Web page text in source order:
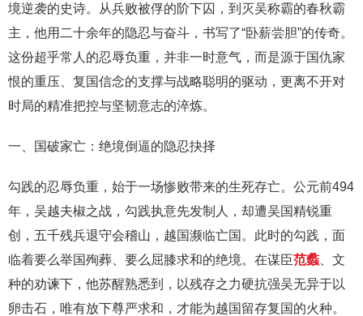
境逆袭的史诗。从兵败被俘的阶下囚，到灭吴称霸的春秋霸
主，他用二十余年的隐忍与奋斗，书写了“卧薪尝胆”的传奇。
这份超乎常人的忍辱负重，并非一时意气，而是源于国仇家
恨的重压、复国信念的支撑与战略聪明的驱动，更离不开对
时局的精准把控与坚韧意志的淬炼。
一、国破家亡：绝境倒逼的隐忍抉择
勾践的忍辱负重，始于一场惨败带来的生死存亡。公元前494
年，吴越夫椒之战，勾践执意先发制人，却遭吴国精锐重
创，五千残兵退守会稽山，越国濒临亡国。此时的勾践，面
临着要么举国殉葬、要么屈膝求和的绝境。在谋臣范蠡 、文
种的劝谏下，他苏醒熟悉到，以残存之力硬抗强吴无异于以
卵击石，唯有放下尊严求和，才能为越国留存复国的火种。